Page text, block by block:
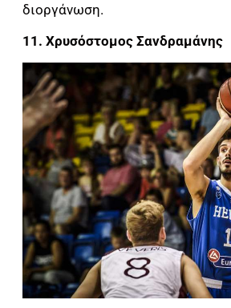
διοργάνωση.
11. Χρυσόστομος Σανδραμάνης